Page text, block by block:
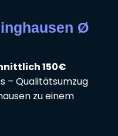
Ø
150€
– Qualitätsumzug
zu einem